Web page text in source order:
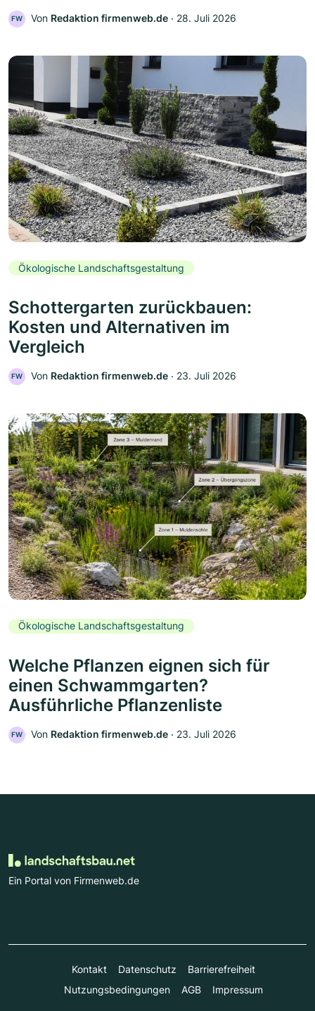
FW Von Redaktion firmenweb.de ‧ 28. Juli 2026
Ökologische Landschaftsgestaltung
Schottergarten zurückbauen:
Kosten und Alternativen im
Vergleich
FW Von Redaktion firmenweb.de ‧ 23. Juli 2026
Ökologische Landschaftsgestaltung
Welche Pflanzen eignen sich für
einen Schwammgarten?
Ausführliche Pflanzenliste
FW Von Redaktion firmenweb.de ‧ 23. Juli 2026
Ein Portal von Firmenweb.de
Kontakt Datenschutz
Barrierefreiheit
Nutzungsbedingungen
AGB Impressum